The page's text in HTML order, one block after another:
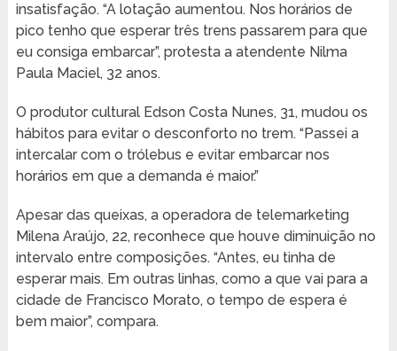
insatisfação. “A lotação aumentou. Nos horários de
pico tenho que esperar três trens passarem para que
eu consiga embarcar”, protesta a atendente Nilma
Paula Maciel, 32 anos.
O produtor cultural Edson Costa Nunes, 31, mudou os
hábitos para evitar o desconforto no trem. “Passei a
intercalar com o trólebus e evitar embarcar nos
horários em que a demanda é maior.”
Apesar das queixas, a operadora de telemarketing
Milena Araújo, 22, reconhece que houve diminuição no
intervalo entre composições. “Antes, eu tinha de
esperar mais. Em outras linhas, como a que vai para a
cidade de Francisco Morato, o tempo de espera é
bem maior”, compara.